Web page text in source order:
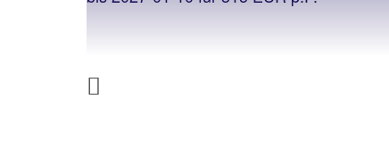
Previous